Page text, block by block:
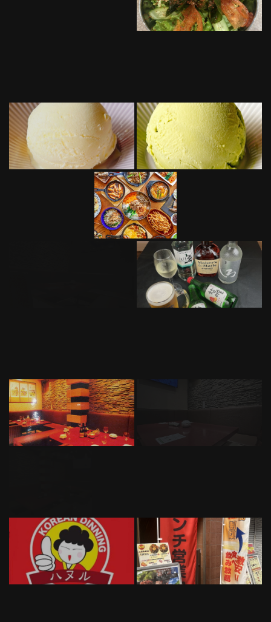
お店情報をコピー
閉じる